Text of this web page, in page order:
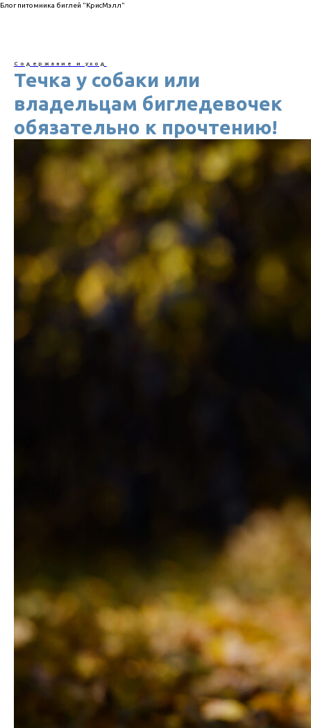
Блог питомника биглей "КрисМэлл"
Содержание и уход
Течка у собаки или
владельцам бигледевочек
обязательно к прочтению!